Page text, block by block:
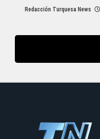
Redacción Turquesa News